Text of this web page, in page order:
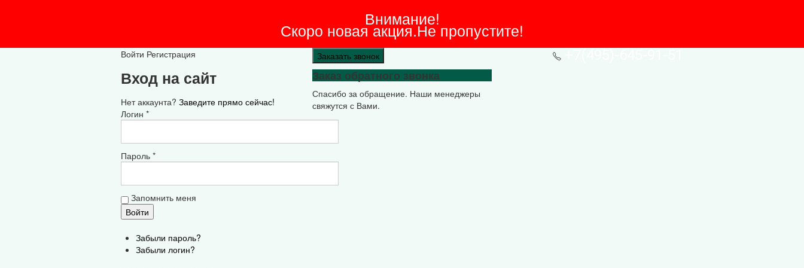
Внимание!
Скоро новая акция.Не пропустите!
Войти Регистрация
Вход на сайт
Нет аккаунта? Заведите прямо сейчас!
Логин *
Пароль *
Запомнить меня
Забыли пароль?
Забыли логин?
Заказать звонок
Заказ обратного звонка
Спасибо за обращение. Наши менеджеры
свяжутся с Вами.